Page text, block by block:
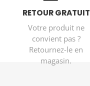
RETOUR GRATUIT
Votre produit ne
convient pas ?
Retournez-le en
magasin.